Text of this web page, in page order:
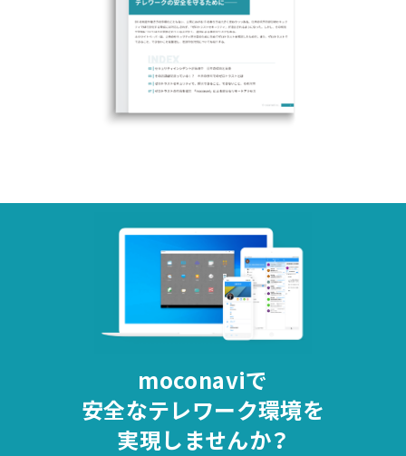
moconaviで
安全なテレワーク環境を
実現しませんか？